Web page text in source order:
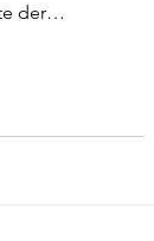
der
vor allem im